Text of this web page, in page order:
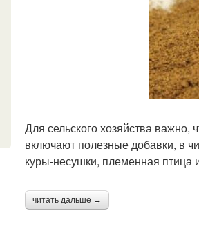
Для сельского хозяйства
включают полезные добавки, в
куры-несушки, племенная
читать дальше →